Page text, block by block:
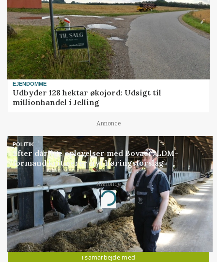
EJENDOMME
Udbyder 128 hektar økojord: Udsigt til
millionhandel i Jelling
Annonce
POLITIK
Efter dårlige oplevelser med Bovaer: LDM-
formand kritiserer nyt høringsforslag
Annonce
Loading...
Jobs
i samarbejde med